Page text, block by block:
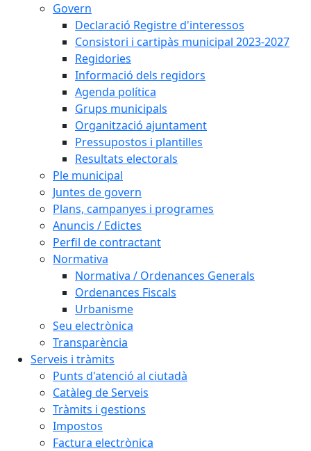
Govern
Declaració Registre d'interessos
Consistori i cartipàs municipal 2023-2027
Regidories
Informació dels regidors
Agenda política
Grups municipals
Organització ajuntament
Pressupostos i plantilles
Resultats electorals
Ple municipal
Juntes de govern
Plans, campanyes i programes
Anuncis / Edictes
Perfil de contractant
Normativa
Normativa / Ordenances Generals
Ordenances Fiscals
Urbanisme
Seu electrònica
Transparència
Serveis i tràmits
Punts d'atenció al ciutadà
Catàleg de Serveis
Tràmits i gestions
Impostos
Factura electrònica